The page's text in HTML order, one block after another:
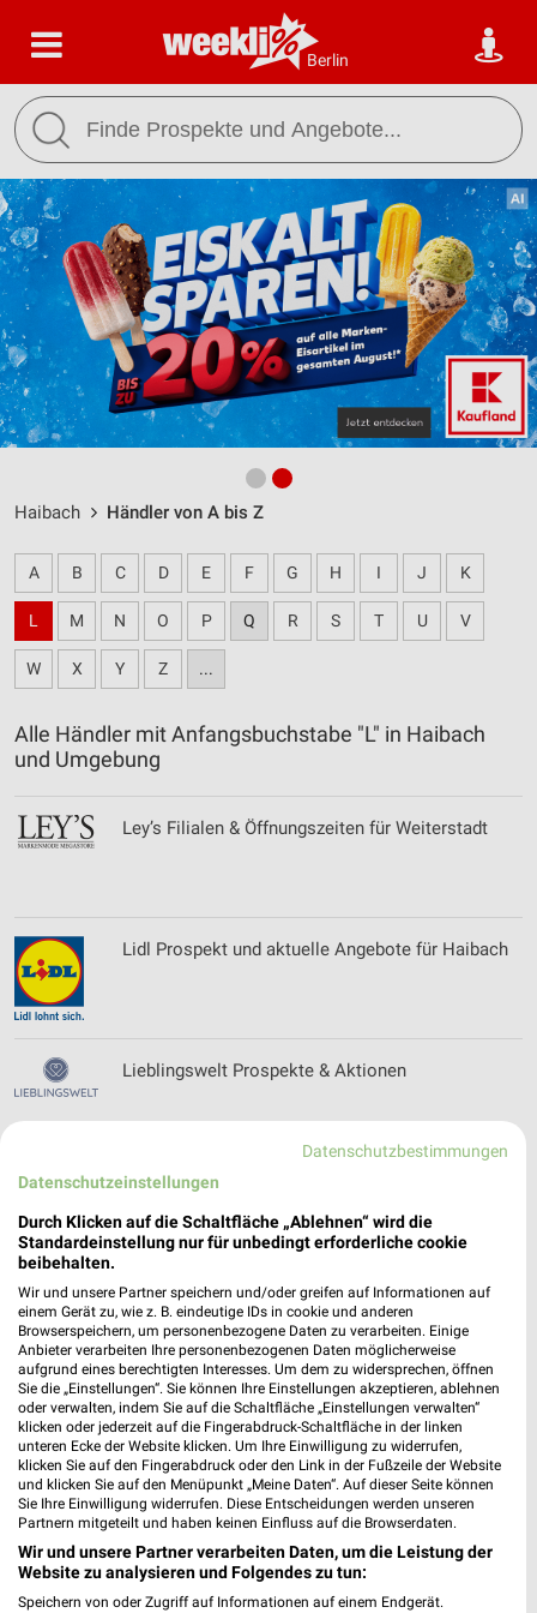
Berlin
Haibach Händler von A bis Z
A B C D E F G H I J K
L M N O P Q R S T U V
W X Y Z ...
Alle Händler mit Anfangsbuchstabe "L" in Haibach
und Umgebung
Ley’s Filialen & Öffnungszeiten für Weiterstadt
Lidl Prospekt und aktuelle Angebote für Haibach
Lieblingswelt Prospekte & Aktionen
Logo Getränke-Fachmarkt Filialen &
Öffnungszeiten für Goldbach
Louis Prospekte und Angebote für
Aschaffenburg
Lucky Bike Filialen & Öffnungszeiten für
Würzburg
Datenschutzbestimmungen
Datenschutzeinstellungen
Durch Klicken auf die Schaltfläche „Ablehnen“ wird die
Standardeinstellung nur für unbedingt erforderliche cookie
beibehalten.
Wir und unsere Partner speichern und/oder greifen auf Informationen auf
einem Gerät zu, wie z. B. eindeutige IDs in cookie und anderen
Browserspeichern, um personenbezogene Daten zu verarbeiten. Einige
Anbieter verarbeiten Ihre personenbezogenen Daten möglicherweise
aufgrund eines berechtigten Interesses. Um dem zu widersprechen, öffnen
Sie die „Einstellungen“. Sie können Ihre Einstellungen akzeptieren, ablehnen
oder verwalten, indem Sie auf die Schaltfläche „Einstellungen verwalten“
klicken oder jederzeit auf die Fingerabdruck-Schaltfläche in der linken
unteren Ecke der Website klicken. Um Ihre Einwilligung zu widerrufen,
klicken Sie auf den Fingerabdruck oder den Link in der Fußzeile der Website
und klicken Sie auf den Menüpunkt „Meine Daten“. Auf dieser Seite können
Sie Ihre Einwilligung widerrufen. Diese Entscheidungen werden unseren
Partnern mitgeteilt und haben keinen Einfluss auf die Browserdaten.
Wir und unsere Partner verarbeiten Daten, um die Leistung der
Website zu analysieren und Folgendes zu tun:
Speichern von oder Zugriff auf Informationen auf einem Endgerät.